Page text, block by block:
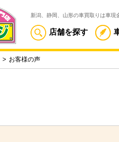
新潟、静岡、山形の車買取りは車現
店舗を探す
お客様の声